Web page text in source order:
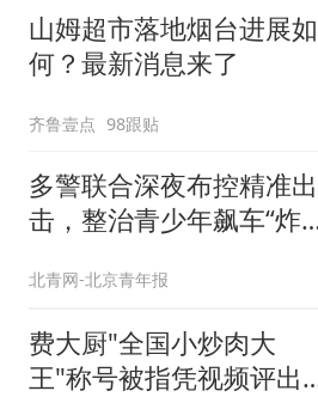
山姆超市落地烟台进展如
何？最新消息来了
齐鲁壹点 98跟贴
多警联合深夜布控精准出
击，整治青少年飙车“炸
北青网-北京青年报
费大厨"全国小炒肉大
王"称号被指凭视频评出